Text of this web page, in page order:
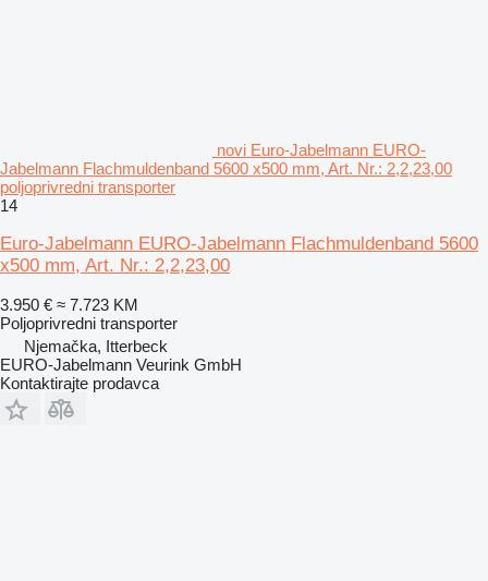
novi Euro-Jabelmann EURO-
Jabelmann Flachmuldenband 5600 x500 mm, Art. Nr.: 2,2,23,00
poljoprivredni transporter
14
Euro-Jabelmann EURO-Jabelmann Flachmuldenband 5600
x500 mm, Art. Nr.: 2,2,23,00
3.950 € ≈ 7.723 KM
Poljoprivredni transporter
Njemačka, Itterbeck
EURO-Jabelmann Veurink GmbH
Kontaktirajte prodavca